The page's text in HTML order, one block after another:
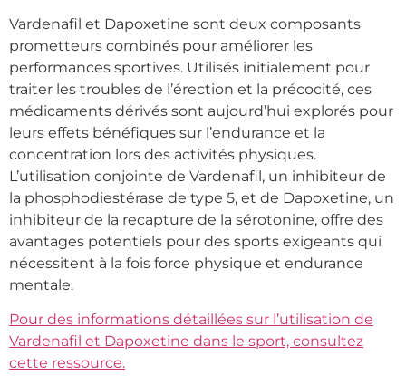
Vardenafil et Dapoxetine sont deux composants
prometteurs combinés pour améliorer les
performances sportives. Utilisés initialement pour
traiter les troubles de l’érection et la précocité, ces
médicaments dérivés sont aujourd’hui explorés pour
leurs effets bénéfiques sur l’endurance et la
concentration lors des activités physiques.
L’utilisation conjointe de Vardenafil, un inhibiteur de
la phosphodiestérase de type 5, et de Dapoxetine, un
inhibiteur de la recapture de la sérotonine, offre des
avantages potentiels pour des sports exigeants qui
nécessitent à la fois force physique et endurance
mentale.
Pour des informations détaillées sur l’utilisation de
Vardenafil et Dapoxetine dans le sport, consultez
cette ressource.